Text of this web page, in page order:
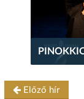
Előző hír